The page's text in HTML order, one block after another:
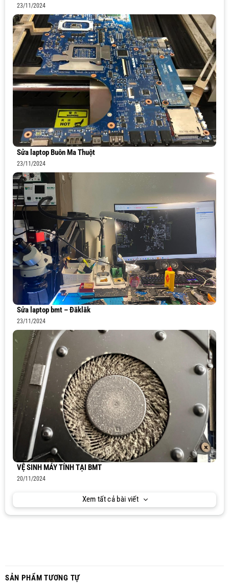
23/11/2024
Sửa laptop Buôn Ma Thuột
23/11/2024
Sửa laptop bmt – Đăklăk
23/11/2024
VỆ SINH MÁY TÍNH TẠI BMT
20/11/2024
Xem tất cả bài viết
SẢN PHẨM TƯƠNG TỰ